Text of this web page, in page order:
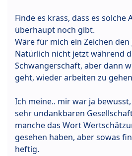
Finde es krass, dass es solche
überhaupt noch gibt.
Wäre für mich ein Zeichen den
Natürlich nicht jetzt während
Schwangerschaft, aber dann
geht, wieder arbeiten zu
Ich meine.. mir war ja
sehr undankbaren
manche das Wort
gesehen haben, aber sowas
heftig.